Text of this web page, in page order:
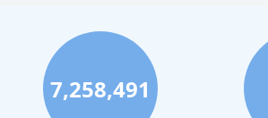
Hôtels à Perpignan
Hôtels au Grand-Bornand
Hôtels à Strasbourg
7,258,491